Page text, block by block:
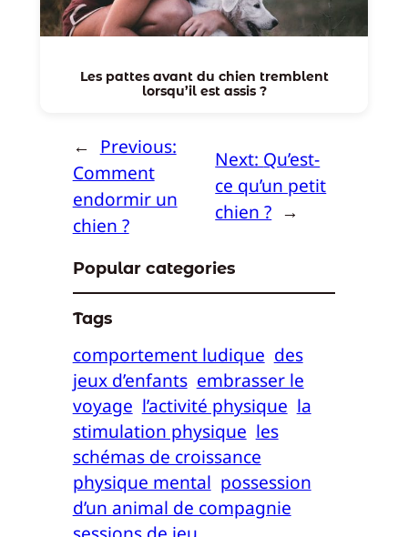
Les pattes avant du chien tremblent
lorsqu’il est assis ?
← Previous:
Comment
endormir un
chien ?
Next: Qu’est-
ce qu’un petit
chien ? →
Popular categories
Tags
comportement ludique des
jeux d’enfants embrasser le
voyage l’activité physique la
stimulation physique les
schémas de croissance
physique mental possession
d’un animal de compagnie